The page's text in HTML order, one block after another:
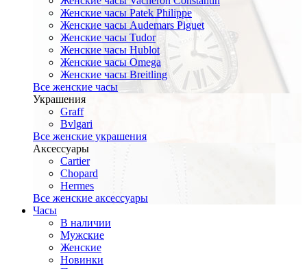
Женские часы Patek Philippe
Женские часы Audemars Piguet
Женские часы Tudor
Женские часы Hublot
Женские часы Omega
Женские часы Breitling
Все женские часы
Украшения
Graff
Bvlgari
Все женские украшения
Аксессуары
Cartier
Chopard
Hermes
Все женские аксессуары
Часы
В наличии
Мужские
Женские
Новинки